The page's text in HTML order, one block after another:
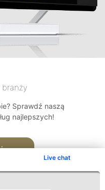
Live chat
Sprawdź naszą
najlepszych!